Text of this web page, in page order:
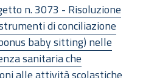
n. 3073 - Risoluzione
di conciliazione
baby sitting) nelle
sanitaria che
alle attività scolastiche